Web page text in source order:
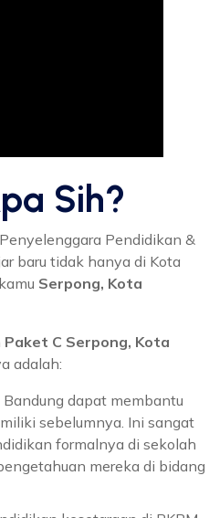
Sih?
Pendidikan &
baru tidak hanya di Kota
Serpong, Kota
Paket C Serpong, Kota
adalah:
dapat membantu
sebelumnya. Ini sangat
formalnya di sekolah
mereka di bidang